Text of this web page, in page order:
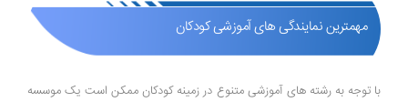
مهمترین نمایندگی های آموزشی کودکان
با توجه به رشته های آموزشی متنوع در زمینه کودکان ممکن است یک موسسه